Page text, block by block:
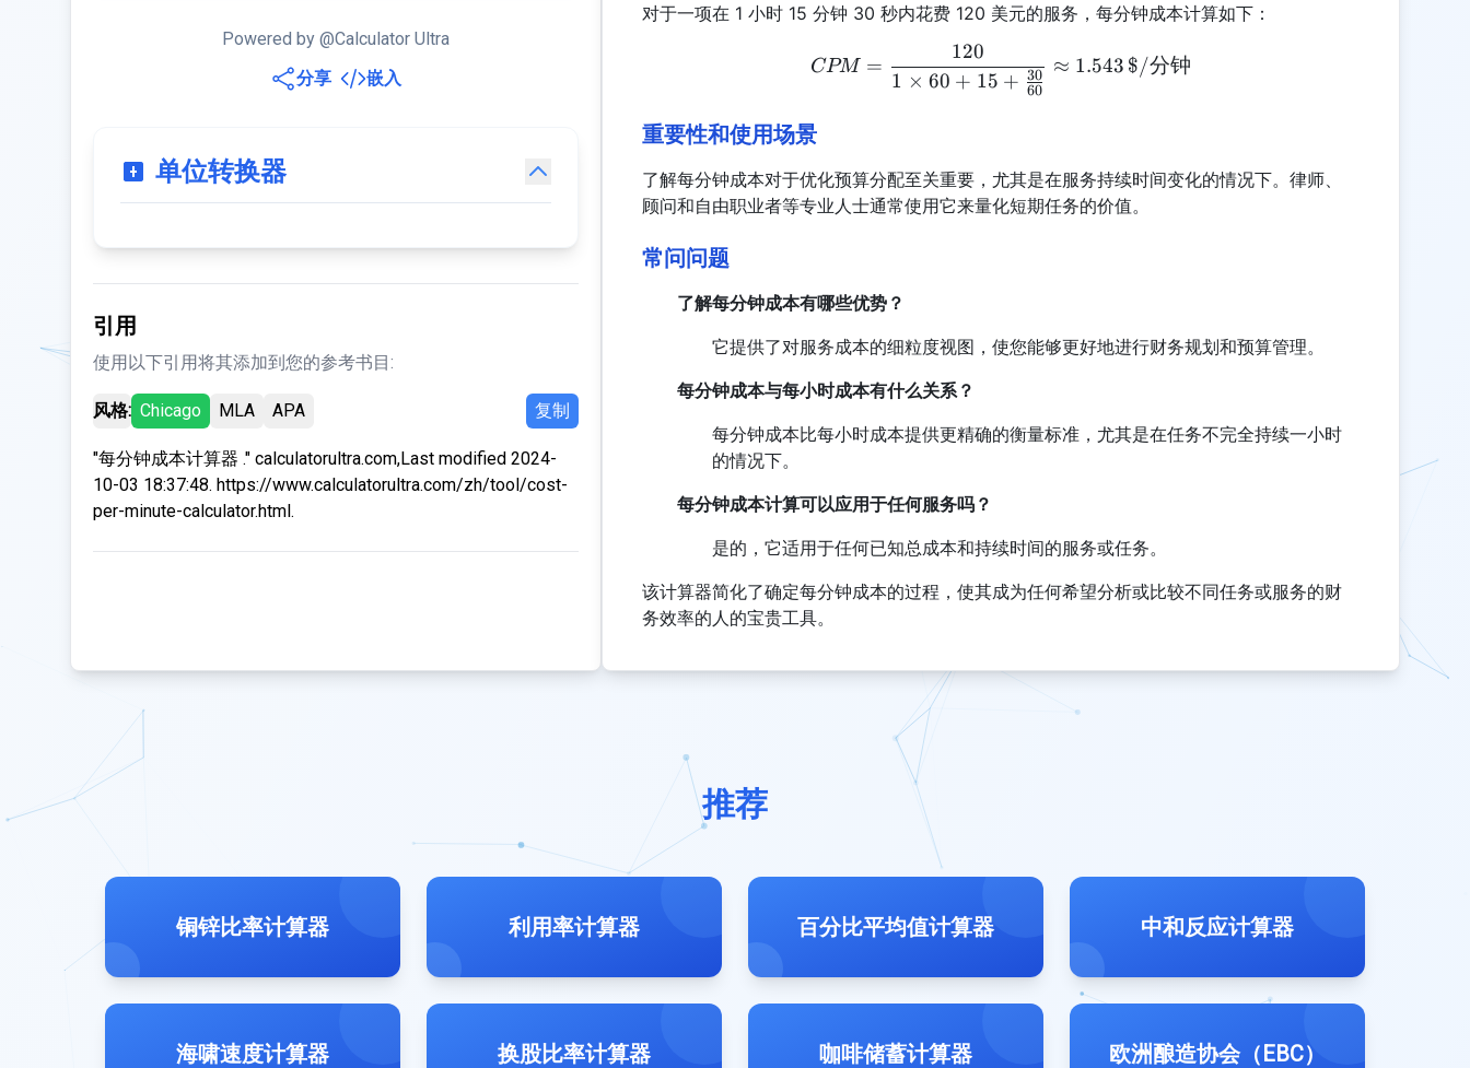
Powered by @Calculator Ultra
分享
嵌入
单位转换器
引用
使用以下引用将其添加到您的参考书目:
风格: Chicago MLA APA 复制
"每分钟成本计算器 ." calculatorultra.com,Last modified 2024-
10-03 18:37:48. https://www.calculatorultra.com/zh/tool/cost-
per-minute-calculator.html.
对于一项在 1 小时 15 分钟 30 秒内花费 120 美元的服务，每分钟成本计算如下：
CPM = \frac{120}{1 \times 60 + 15 +
CPM =
1 × 60 + 15 + 60
30
120
≈ 1.543 $/分钟
重要性和使用场景
了解每分钟成本对于优化预算分配至关重要，尤其是在服务持续时间变化的情况下。律师、
顾问和自由职业者等专业人士通常使用它来量化短期任务的价值。
常问问题
了解每分钟成本有哪些优势？
它提供了对服务成本的细粒度视图，使您能够更好地进行财务规划和预算管理。
每分钟成本与每小时成本有什么关系？
每分钟成本比每小时成本提供更精确的衡量标准，尤其是在任务不完全持续一小时
的情况下。
每分钟成本计算可以应用于任何服务吗？
是的，它适用于任何已知总成本和持续时间的服务或任务。
该计算器简化了确定每分钟成本的过程，使其成为任何希望分析或比较不同任务或服务的财
务效率的人的宝贵工具。
推荐
铜锌比率计算器 利用率计算器 百分比平均值计算器 中和反应计算器
海啸速度计算器 换股比率计算器 咖啡储蓄计算器
欧洲酿造协会（EBC）